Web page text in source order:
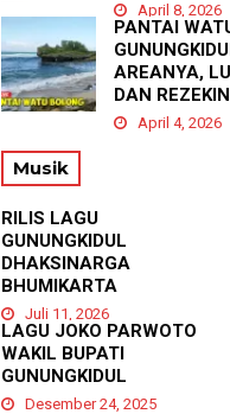
April 8, 2026
PANTAI
AREANYA,
DAN
April 4, 2026
Musik
RILIS LAGU
GUNUNGKIDUL
DHAKSINARGA
BHUMIKARTA
Juli 11, 2026
LAGU JOKO PARWOTO
WAKIL BUPATI
GUNUNGKIDUL
Desember 24, 2025